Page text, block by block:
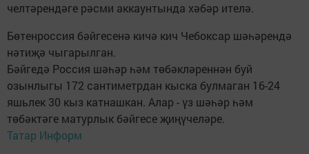
челтәрендәге рәсми аккаунтында хәбәр ителә.
Бөтенроссия бәйгесенә кичә кич Чебоксар шәһәрендә
нәтиҗә чыгарылган.
Бәйгедә Россия шәһәр һәм төбәкләреннән буй
озынлыгы 172 сантиметрдан кыска булмаган 16-24
яшьлек 30 кыз катнашкан. Алар - үз шәһәр һәм
төбәктәге матурлык бәйгесе җиңүчеләре.
Татар Информ